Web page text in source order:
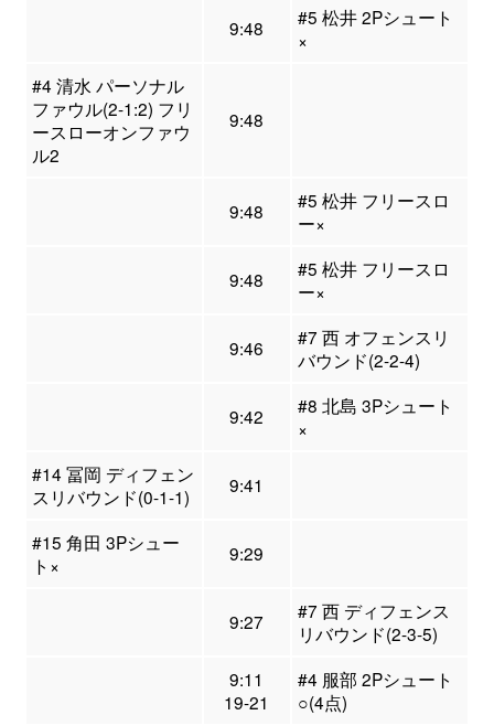
9:48
#5 松井 2Pシュート
×
#4 清水 パーソナル
ファウル(2-1:2) フリ
ースローオンファウ
ル2
9:48
9:48
#5 松井 フリースロ
ー×
9:48
#5 松井 フリースロ
ー×
9:46
#7 西 オフェンスリ
バウンド(2-2-4)
9:42
#8 北島 3Pシュート
×
#14 冨岡 ディフェン
スリバウンド(0-1-1)
9:41
#15 角田 3Pシュー
ト×
9:29
9:27
#7 西 ディフェンス
リバウンド(2-3-5)
9:11
19-21
#4 服部 2Pシュート
○(4点)